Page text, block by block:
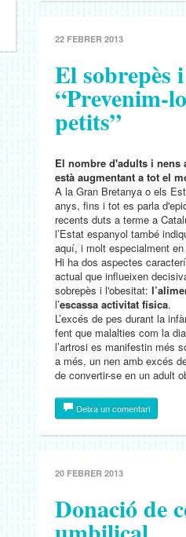
22 FEBRER 2013
El sobrepès
“Prevenim-
petits”
El nombre d'adults i nens
està augmentant a tot el
A la Gran Bretanya o els
anys, fins i tot es parla
recents duts a terme a
l’Estat espanyol també
aquí, i molt especialment
Hi ha dos aspectes
actual que influeixen
sobrepès i l'obesitat:
l’escassa activitat física.
L’excés de pes durant la
fent que malalties com la
l’artrosi es manifestin més
a més, un nen amb excés
de convertir-se en un adult
Deixa un comentari
20 FEBRER 2013
Donació de